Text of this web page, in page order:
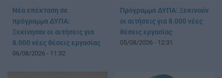
Νέα επέκταση σε
πρόγραμμα ΔΥΠΑ:
Ξεκίνησαν οι αιτήσεις για
8.000 νέες θέσεις εργασίας
06/08/2026 - 11:32
Πρόγραμμα ΔΥΠΑ: Ξεκινούν
οι αιτήσεις για 8.000 νέες
θέσεις εργασίας
05/08/2026 - 12:31